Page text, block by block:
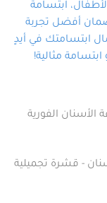
ابتسامة
أفضل تجربة
ابتسامتك في أيدٍ
مثالية!
الأسنان الفورية
- قشرة تجميلية